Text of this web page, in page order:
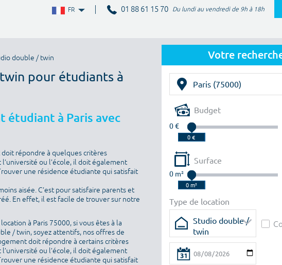
FR 01 88 61 15 70 Du lundi au vendredi de 9h à 18h
Votre
Budget
0 €
Surface
0 m²
Type de location
Studio double /
twin
double / twin
pour étudiants à
étudiant à Paris avec
répondre à quelques critères
ou l’école, il doit également
une résidence étudiante qui satisfait
aisée. C’est pour satisfaire parents et
En effet, il est facile de trouver sur notre
à Paris 75000, si vous êtes à la
/ twin, soyez attentifs, nos offres de
doit répondre à certains critères
ou l’école, il doit également
une résidence étudiante qui satisfait